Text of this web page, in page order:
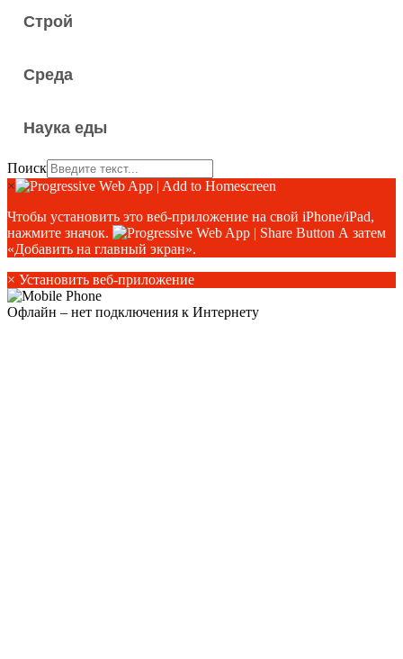
Строй
Среда
Наука еды
Поиск
×
Чтобы установить это веб-приложение на свой iPhone/iPad,
нажмите значок.
А затем
«Добавить на главный экран».
× Установить веб-приложение
Офлайн – нет подключения к Интернету